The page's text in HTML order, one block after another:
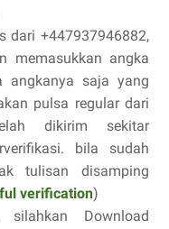
dari +447937946882,
memasukkan angka
angkanya saja yang
pulsa regular dari
dikirim sekitar
bila sudah
tulisan disamping
verification)
Download